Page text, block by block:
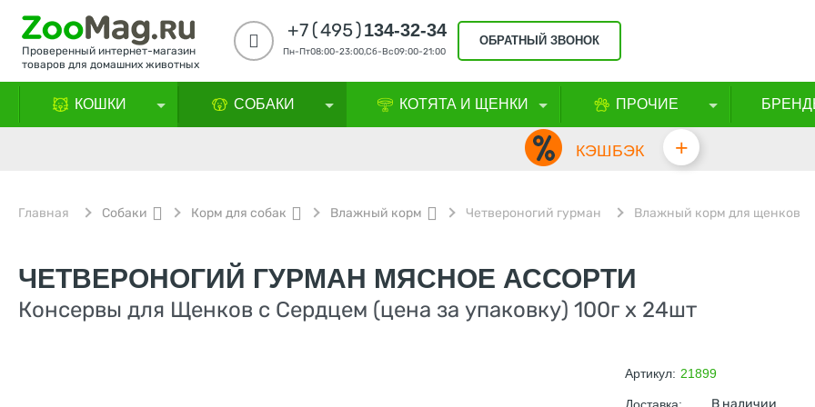
Проверенный интернет-магазин
товаров для домашних животных
+7(495)134-32-34
Пн-Пт08:00-23:00,Сб-Вс09:00-21:00
ОБРАТНЫЙ ЗВОНОК
КОШКИ СОБАКИ КОТЯТА И ЩЕНКИ ПРОЧИЕ
КЭШБЭК +
Главная Собаки Корм для собак Влажный корм Четвероногий гурман Влажный корм для щенков
ЧЕТВЕРОНОГИЙ ГУРМАН МЯСНОЕ АССОРТИ
Консервы для Щенков с Сердцем (цена за упаковку) 100г х 24шт
Артикул: 21899
В наличии